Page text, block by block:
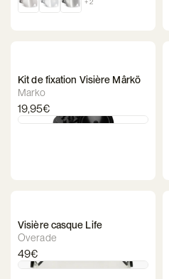
Kit de fixation Visière Mârkö
Marko
19,95€
Visière casque Life
Overade
49€